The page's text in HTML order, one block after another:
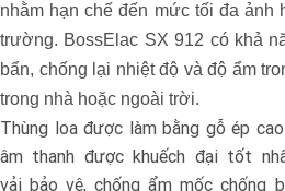
nhằm hạn chế đến mức tối đa ảnh
trường. BossElac SX 912 có khả
bẩn, chống lại nhiệt độ và độ ẩm
trong nhà hoặc ngoài trời.
Thùng loa được làm bằng gỗ ép
âm thanh được khuếch đại tốt
vải bảo vệ, chống ẩm mốc chống